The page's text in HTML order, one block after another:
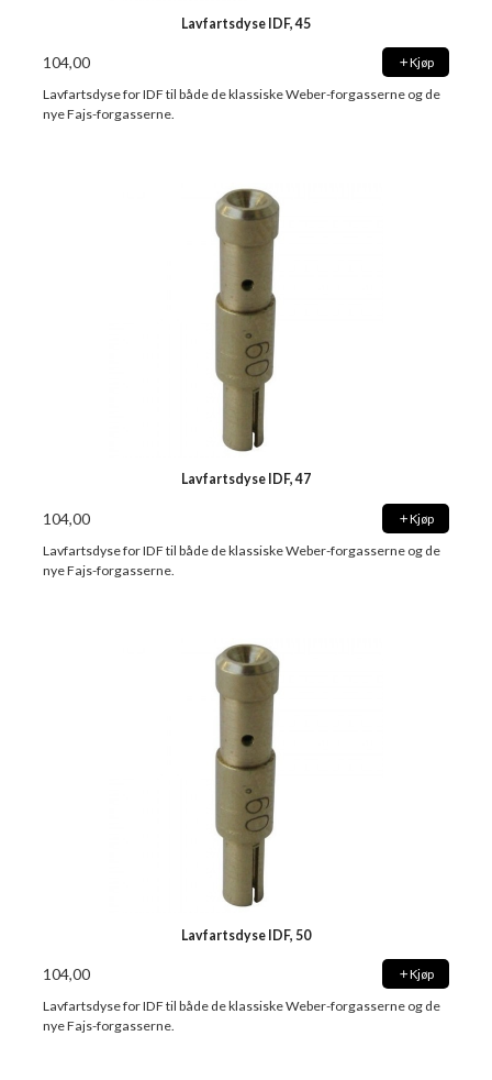
Lavfartsdyse IDF, 45
104,00 Kjøp
Lavfartsdyse for IDF til både de klassiske Weber-forgasserne og de
nye Fajs-forgasserne.
Lavfartsdyse IDF, 47
104,00 Kjøp
Lavfartsdyse for IDF til både de klassiske Weber-forgasserne og de
nye Fajs-forgasserne.
Lavfartsdyse IDF, 50
104,00 Kjøp
Lavfartsdyse for IDF til både de klassiske Weber-forgasserne og de
nye Fajs-forgasserne.